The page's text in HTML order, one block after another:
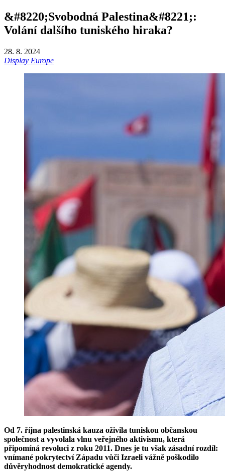
&#8220;Svobodná Palestina&#8221;:
Volání dalšího tuniského hiraka?
28. 8. 2024
Display Europe
Od 7. října palestinská kauza oživila tuniskou občanskou
společnost a vyvolala vlnu veřejného aktivismu, která
připomíná revoluci z roku 2011. Dnes je tu však zásadní rozdíl:
vnímané pokrytectví Západu vůči Izraeli vážně poškodilo
důvěryhodnost demokratické agendy.